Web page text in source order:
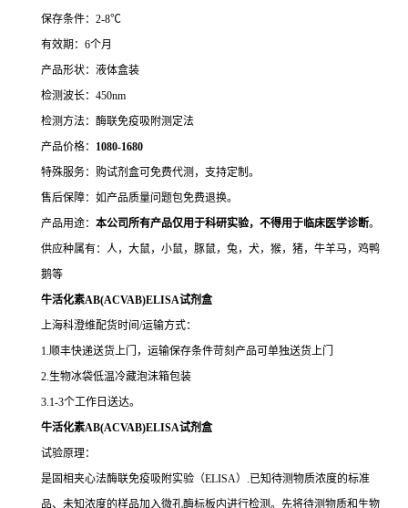
保存条件：2-8℃
有效期：6个月
产品形状：液体盒装
检测波长：450nm
检测方法：酶联免疫吸附测定法
产品价格： 1080-1680
特殊服务：购试剂盒可免费代测，支持定制。
售后保障：如产品质量问题包免费退换。
产品用途： 本公司所有产品仅用于科研实验，不得用于临床医学诊断。
供应种属有：人，大鼠，小鼠，豚鼠，兔，犬，猴，猪，牛羊马，鸡鸭
鹅等
牛活化素AB(ACVAB)ELISA试剂盒
上海科澄维配货时间/运输方式：
1.顺丰快递送货上门，运输保存条件苛刻产品可单独送货上门
2.生物冰袋低温冷藏泡沫箱包装
3.1-3个工作日送达。
牛活化素AB(ACVAB)ELISA试剂盒
试验原理：
是固相夹心法酶联免疫吸附实验（ELISA）.已知待测物质浓度的标准
品、未知浓度的样品加入微孔酶标板内进行检测。先将待测物质和生物